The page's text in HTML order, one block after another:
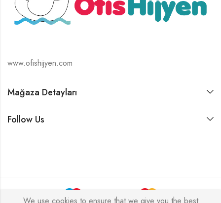
www.ofishijyen.com
Mağaza Detayları
Follow Us